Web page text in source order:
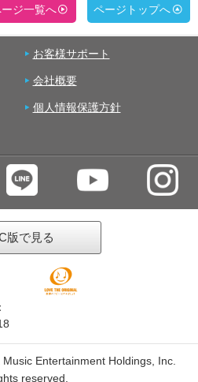
ジ一覧へ ページトップへ
お客様サポート
会社概要
個人情報保護方針
版で見る
Entertainment Holdings, Inc.
reserved.